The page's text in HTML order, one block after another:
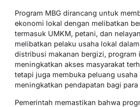
Program MBG dirancang untuk
ekonomi lokal dengan melibatkan
termasuk UMKM, petani, dan
melibatkan pelaku usaha lokal
distribusi makanan bergizi, program
meningkatkan akses masyarakat
tetapi juga membuka peluang usaha
meningkatkan pendapatan bagi para
Pemerintah memastikan bahwa